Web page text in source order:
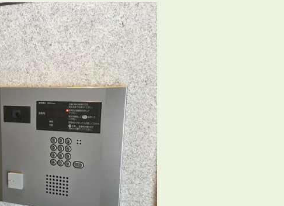
会員登録
賃貸仲介会社様向け物件検索ログイン
仲介業者向け・申込方法
申し込みから契約の流れ
お問い合わせ